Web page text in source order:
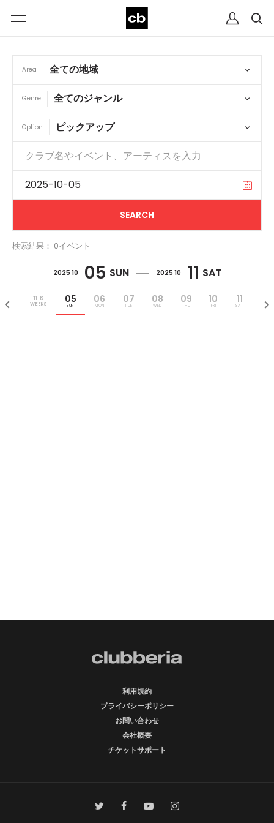
Area
Genre
Option
検索結果： 0イベント
2025 10 05 SUN 2025 10 11 SAT
THIS
WEEKS
05
SUN
06
MON
07
TUE
08
WED
09
THU
10
FRI
11
SAT
利用規約
プライバシーポリシー
お問い合わせ
会社概要
チケットサポート